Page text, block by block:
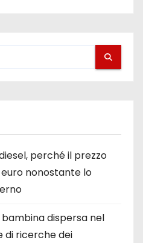
perché il prezzo
nonostante lo
dispersa nel
di ricerche dei